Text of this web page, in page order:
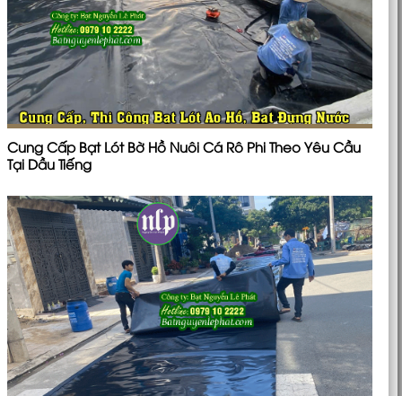
Cung Cấp Bạt Lót Bờ Hồ Nuôi Cá Rô Phi Theo Yêu Cầu
Tại Dầu Tiếng